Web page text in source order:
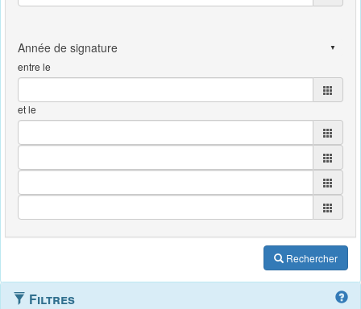
entre le
et le
Rechercher
Filtres